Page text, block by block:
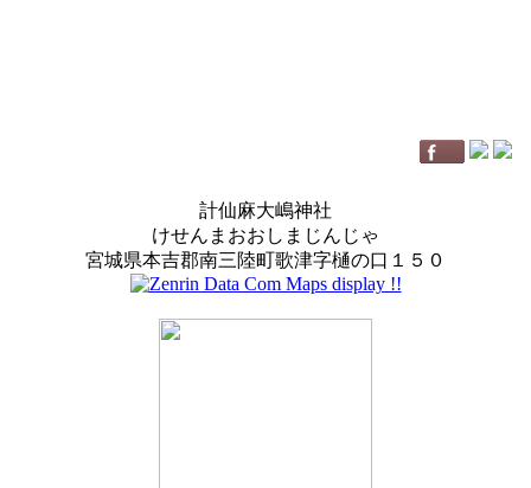
計仙麻大嶋神社
けせんまおおしまじんじゃ
宮城県本吉郡南三陸町歌津字樋の口１５０